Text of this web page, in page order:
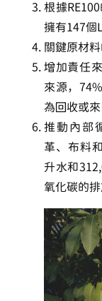
根據
擁有147個
關鍵原材
增加責任
來源，
為回收或來
推動內部
革、布料
升水和
氧化碳的排